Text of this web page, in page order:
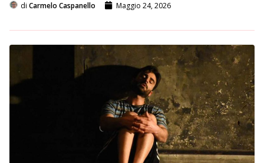
di Carmelo Caspanello Maggio 24, 2026